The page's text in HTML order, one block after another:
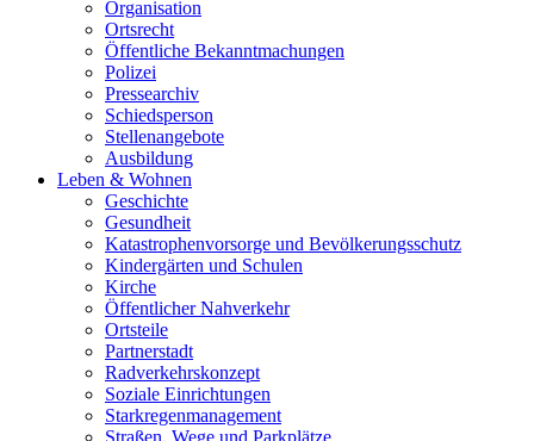
Organisation
Ortsrecht
Öffentliche Bekanntmachungen
Polizei
Pressearchiv
Schiedsperson
Stellenangebote
Ausbildung
Leben & Wohnen
Geschichte
Gesundheit
Katastrophenvorsorge und Bevölkerungsschutz
Kindergärten und Schulen
Kirche
Öffentlicher Nahverkehr
Ortsteile
Partnerstadt
Radverkehrskonzept
Soziale Einrichtungen
Starkregenmanagement
Straßen, Wege und Parkplätze